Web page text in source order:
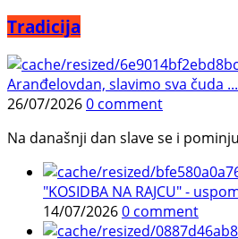
Tradicija
Aranđelovdan, slavimo sva čuda ...
26/07/20260 comment
Na današnji dan slave se i
"KOSIDBA NA RAJCU" -
14/07/20260 comment